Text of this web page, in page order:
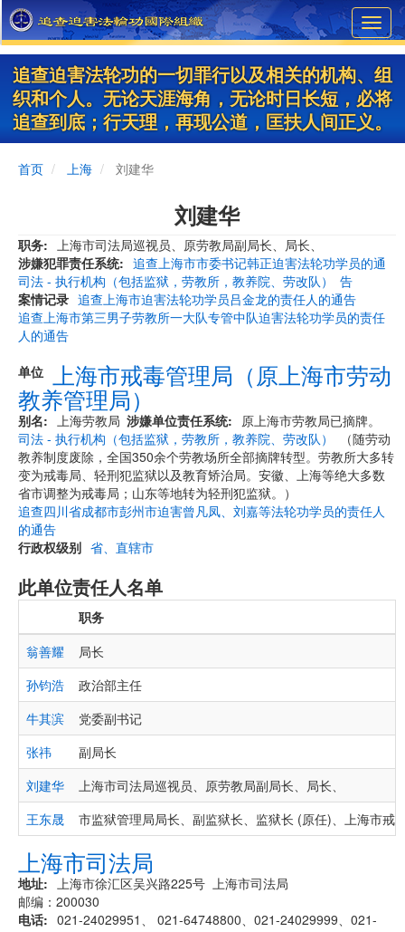
Skip
to
main
content
追查迫害法轮功的一切罪行以及相关的机构、组
织和个人。无论天涯海角，无论时日长短，必将
追查到底；行天理，再现公道，匡扶人间正义。
首页 上海 刘建华
刘建华
职务
上海市司法局巡视员、原劳教局副局长、局长、
涉嫌犯罪责任系统
司法 - 执行机构（包括监狱，劳教所，教养院、劳改队）
案情记录
追查上海市市委书记韩正迫害法轮功学员的通
告
追查上海市迫害法轮功学员吕金龙的责任人的通告
追查上海市第三男子劳教所一大队专管中队迫害法轮功学员的责任
人的通告
单位
上海市戒毒管理局（原上海市劳动
教养管理局）
别名 上海劳教局 涉嫌单位责任系统
司法 - 执行机构（包括监狱，劳教所，教养院、劳改队）
原上海市劳教局已摘牌。
（随劳动
教养制度废除，全国350余个劳教场所全部摘牌转型。劳教所大多转
变为戒毒局、轻刑犯监狱以及教育矫治局。安徽、上海等绝大多数
省市调整为戒毒局；山东等地转为轻刑犯监狱。）
追查四川省成都市彭州市迫害曾凡凤、刘嘉等法轮功学员的责任人
的通告
行政权级别 省、直辖市
此单位责任人名单
职务
翁善耀
局长
孙钧浩
政治部主任
牛其滨
党委副书记
张祎
副局长
刘建华
上海市司法局巡视员、原劳教局副局长、局长、
王东晟
市监狱管理局局长、副监狱长、监狱长 (原任)、上海市戒
上海市司法局
地址
上海市徐汇区吴兴路225号 上海市司法局
邮编：200030
电话
021-24029951、 021-64748800、021-24029999、021-